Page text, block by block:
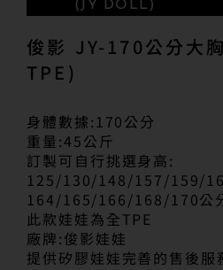
(JY DOLL)
俊影 JY-170公分大
TPE)
身體數據:170公分
重量:45公斤
訂製可自行挑選身高:
125/130/148/157/159/
164/165/166/168/170公
此款娃娃為全TPE
廠牌:俊影娃娃
提供矽膠娃娃完善的售後服